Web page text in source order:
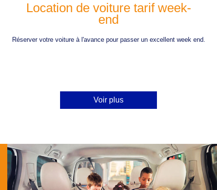
Location de voiture tarif week-
end
Réserver votre voiture à l'avance pour passer un excellent week end.
Voir plus